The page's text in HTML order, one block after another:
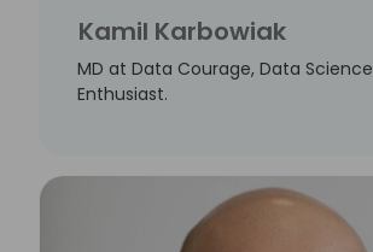
Kamil Karbowiak
MD at Data Courage, Data Science
Enthusiast.